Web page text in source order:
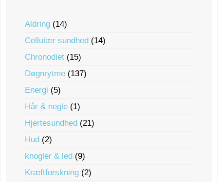
Aldring (14)
Cellulær sundhed (14)
Chronodiet (15)
Døgnrytme (137)
Energi (5)
Hår & negle (1)
Hjertesundhed (21)
Hud (2)
knogler & led (9)
Kræftforskning (2)